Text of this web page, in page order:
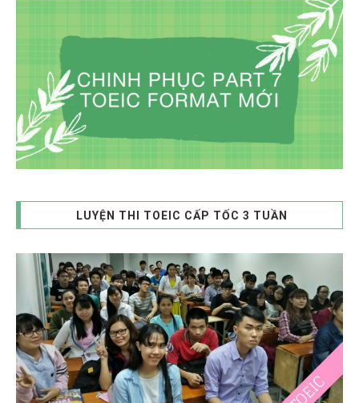
LUYỆN THI TOEIC CẤP TỐC 3 TUẦN